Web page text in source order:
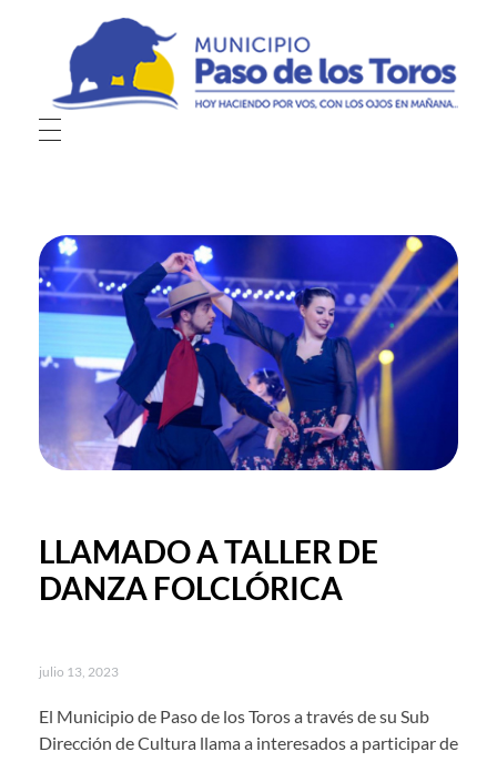
Municipio de Paso de los Toros
Hoy haciendo para vos, con los ojos en mañana
LLAMADO A TALLER DE
DANZA FOLCLÓRICA
julio 13, 2023
El Municipio de Paso de los Toros a través de su Sub
Dirección de Cultura llama a interesados a participar de